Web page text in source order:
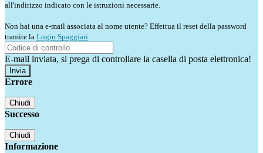
all'indirizzo indicato con le istruzioni necessarie.
Non hai una e-mail associata al nome utente? Effettua il reset della password
tramite la Login Spaggiari
E-mail inviata, si prega di controllare la casella di posta elettronica!
Errore
Chiudi
Successo
Chiudi
Informazione